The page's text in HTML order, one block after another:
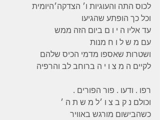
לכוס התה והעוגיות ו׳ הצדקה׳היומית
וכל כך הופתע שהגיעו
עד אליו ה י ו ם ביום הזה ממש
עם מ ש ל ו ח מנות
ושטרות שאספו מדמי הכיס שלהם
לקיים ה מ צ ו י ה ברוחב לב והרפיה
רפו . ודעו . פור הפורים .
וכולם נ ק ב צ ו ׳ל מ ש ת ה ׳
כשהבישום מורגש באוויר